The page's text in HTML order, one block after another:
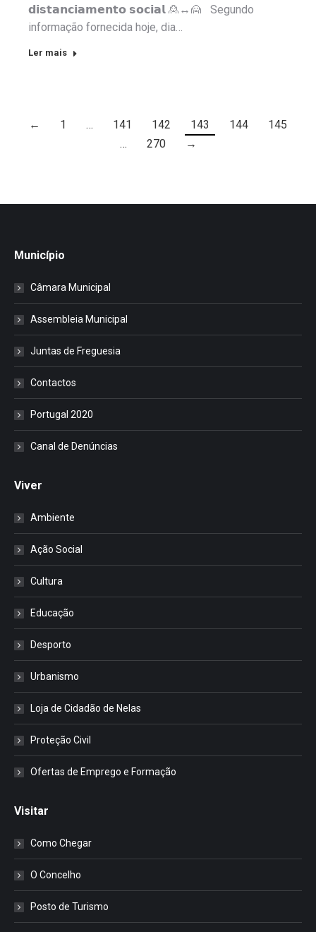
𝗱𝗶𝘀𝘁𝗮𝗻𝗰𝗶𝗮𝗺𝗲𝗻𝘁𝗼 𝘀𝗼𝗰𝗶𝗮𝗹 🙎↔️🙍 Segundo
informação fornecida hoje, dia…
Ler mais
← 1 … 141 142 143 144
145
…
270 →
Município
Câmara Municipal
Assembleia Municipal
Juntas de Freguesia
Contactos
Portugal 2020
Canal de Denúncias
Viver
Ambiente
Ação Social
Cultura
Educação
Desporto
Urbanismo
Loja de Cidadão de Nelas
Proteção Civil
Ofertas de Emprego e Formação
Visitar
Como Chegar
O Concelho
Posto de Turismo